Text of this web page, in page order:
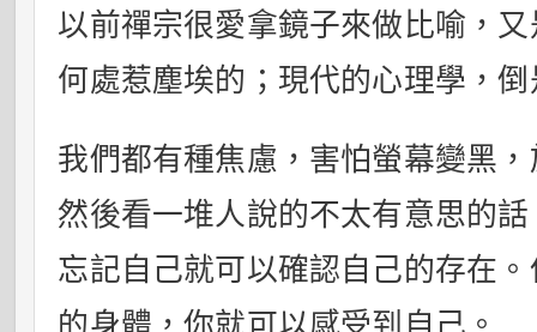
以前禪宗很愛拿鏡子來做比喻，
何處惹塵埃的；現代的心理學，
我們都有種焦慮，害怕螢幕變黑
然後看一堆人說的不太有意思的
忘記自己就可以確認自己的存在